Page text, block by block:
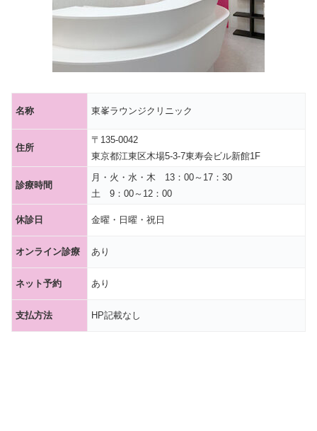
名称 東峯ラウンジクリニック
住所
〒135-0042
東京都江東区木場5-3-7東寿会ビル新館1F
診療時間
月・火・水・木 13：00～17：30
土 9：00～12：00
休診日 金曜・日曜・祝日
オンライン診療 あり
ネット予約 あり
支払方法 HP記載なし